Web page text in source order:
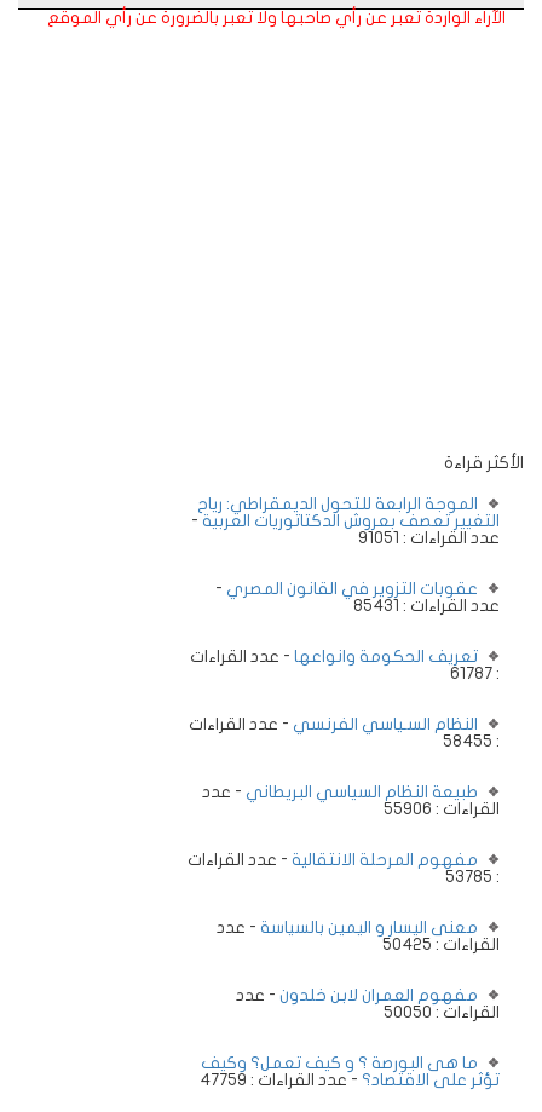
الآراء الواردة تعبر عن رأي صاحبها ولا تعبر بالضرورة عن رأي الموقع
الأكثر قراءة
الموجة الرابعة للتحول الديمقراطي: رياح
التغيير تعصف بعروش الدكتاتوريات العربية -
عدد القراءات : 91051
عقوبات التزوير في القانون المصري -
عدد القراءات : 85431
تعريف الحكومة وانواعها - عدد القراءات
: 61787
النظام السـياسي الفرنسي - عدد القراءات
: 58455
طبيعة النظام السياسي البريطاني - عدد
القراءات : 55906
مفهوم المرحلة الانتقالية - عدد القراءات
: 53785
معنى اليسار و اليمين بالسياسة - عدد
القراءات : 50425
مفهوم العمران لابن خلدون - عدد
القراءات : 50050
ما هى البورصة ؟ و كيف تعمل؟ وكيف
تؤثر على الاقتصاد؟ - عدد القراءات : 47759